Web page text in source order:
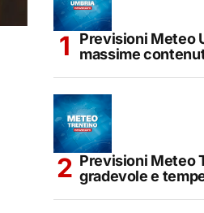
Previsioni Meteo
massime
Previsioni Meteo
gradevole e